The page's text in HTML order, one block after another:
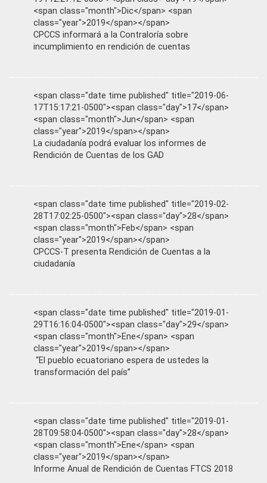
<span class="month">Dic</span> <span
class="year">2019</span></span>
CPCCS informará a la Contraloría sobre
incumplimiento en rendición de cuentas
<span class="date time published" title="2019-06-
17T15:17:21-0500"><span class="day">17</span>
<span class="month">Jun</span> <span
class="year">2019</span></span>
La ciudadanía podrá evaluar los informes de
Rendición de Cuentas de los GAD
<span class="date time published" title="2019-02-
28T17:02:25-0500"><span class="day">28</span>
<span class="month">Feb</span> <span
class="year">2019</span></span>
CPCCS-T presenta Rendición de Cuentas a la
ciudadanía
<span class="date time published" title="2019-01-
29T16:16:04-0500"><span class="day">29</span>
<span class="month">Ene</span> <span
class="year">2019</span></span>
“El pueblo ecuatoriano espera de ustedes la
transformación del país”
<span class="date time published" title="2019-01-
28T09:58:04-0500"><span class="day">28</span>
<span class="month">Ene</span> <span
class="year">2019</span></span>
Informe Anual de Rendición de Cuentas FTCS 2018